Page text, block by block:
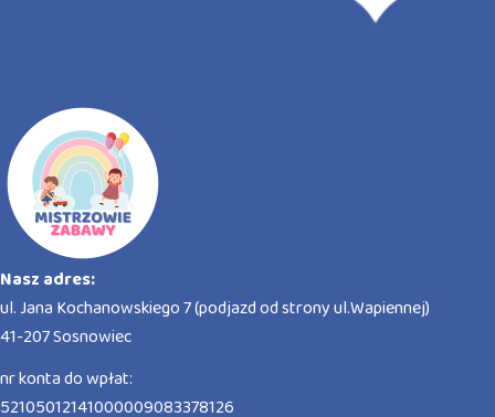
Nasz adres:
ul. Jana Kochanowskiego 7 (podjazd od strony ul.Wapiennej)
41-207 Sosnowiec
nr konta do wpłat:
52105012141000009083378126